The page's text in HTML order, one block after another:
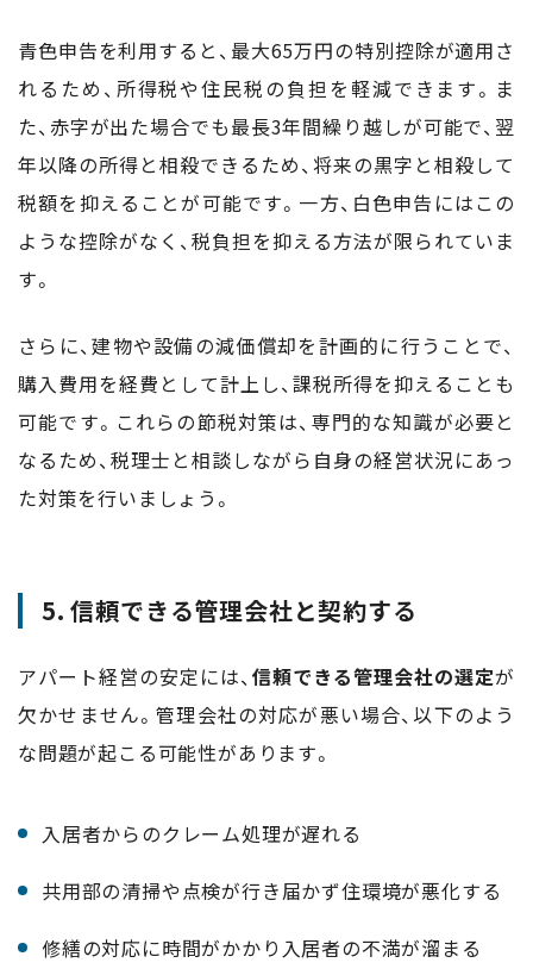
青色申告を利用すると、最大65万円の特別控除が適用さ
れるため、所得税や住民税の負担を軽減できます。ま
た、赤字が出た場合でも最長3年間繰り越しが可能で、翌
年以降の所得と相殺できるため、将来の黒字と相殺して
税額を抑えることが可能です。一方、白色申告にはこの
ような控除がなく、税負担を抑える方法が限られていま
す。
さらに、建物や設備の減価償却を計画的に行うことで、
購入費用を経費として計上し、課税所得を抑えることも
可能です。これらの節税対策は、専門的な知識が必要と
なるため、税理士と相談しながら自身の経営状況にあっ
た対策を行いましょう。
5. 信頼できる管理会社と契約する
アパート経営の安定には、信頼できる管理会社の選定が
欠かせません。管理会社の対応が悪い場合、以下のよう
な問題が起こる可能性があります。
入居者からのクレーム処理が遅れる
共用部の清掃や点検が行き届かず住環境が悪化する
修繕の対応に時間がかかり入居者の不満が溜まる